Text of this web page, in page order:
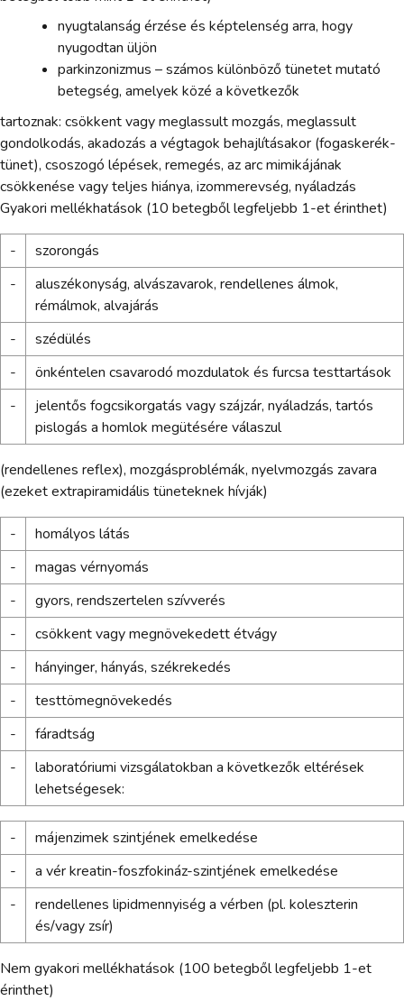
nyugtalanság érzése és képtelenség arra, hogy
nyugodtan üljön
parkinzonizmus – számos különböző tünetet mutató
betegség, amelyek közé a következők
tartoznak: csökkent vagy meglassult mozgás, meglassult
gondolkodás, akadozás a végtagok behajlításakor (fogaskerék-
tünet), csoszogó lépések, remegés, az arc mimikájának
csökkenése vagy teljes hiánya, izommerevség, nyáladzás
Gyakori mellékhatások (10 betegből legfeljebb 1-et érinthet)
-
szorongás
-
aluszékonyság, alvászavarok, rendellenes álmok,
rémálmok, alvajárás
-
szédülés
-
önkéntelen csavarodó mozdulatok és furcsa testtartások
-
jelentős fogcsikorgatás vagy szájzár, nyáladzás, tartós
pislogás a homlok megütésére válaszul
(rendellenes reflex), mozgásproblémák, nyelvmozgás zavara
(ezeket extrapiramidális tüneteknek hívják)
-
homályos látás
-
magas vérnyomás
-
gyors, rendszertelen szívverés
-
csökkent vagy megnövekedett étvágy
-
hányinger, hányás, székrekedés
-
testtömegnövekedés
-
fáradtság
-
laboratóriumi vizsgálatokban a következők eltérések
lehetségesek:
-
májenzimek szintjének emelkedése
-
a vér kreatin-foszfokináz-szintjének emelkedése
-
rendellenes lipidmennyiség a vérben (pl. koleszterin
és/vagy zsír)
Nem gyakori mellékhatások (100 betegből legfeljebb 1-et
érinthet)